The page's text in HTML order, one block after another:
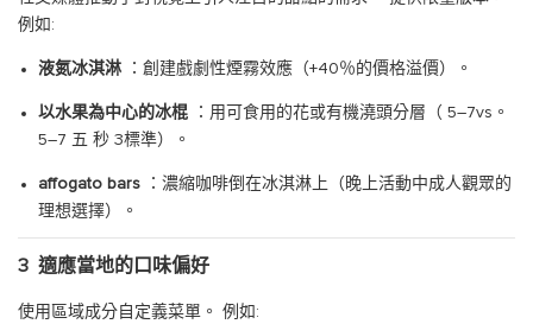
例如:
液氮冰淇淋 ：創建戲劇性煙霧效應（+40％的價格溢價）。
以水果為中心的冰棍 ：用可食用的花或有機澆頭分層（ 5–7vs。
5–7 五 秒 3標準）。
affogato bars
：濃縮咖啡倒在冰淇淋上（晚上活動中成人觀眾的
理想選擇）。
3 適應當地的口味偏好
使用區域成分自定義菜單。 例如: